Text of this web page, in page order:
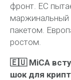
фронт. ЕС
маржинальный
пакетом.
ростом.
🇪🇺 MiCA
шок для